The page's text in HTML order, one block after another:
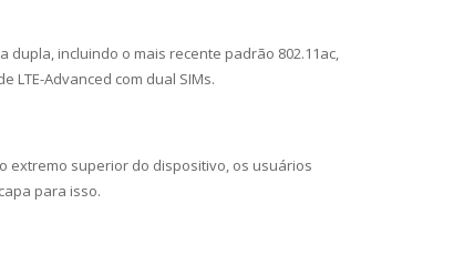
incluindo o mais recente padrão 802.11ac,
Advanced com dual SIMs.
extremo superior do dispositivo, os usuários
para isso.